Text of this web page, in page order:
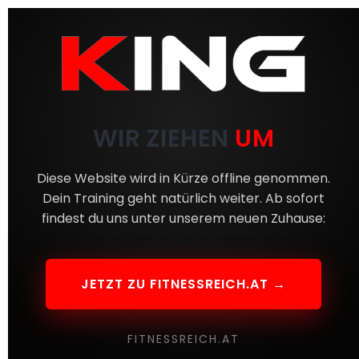
WIR ZIEHEN UM
Diese Website wird in Kürze offline genommen.
Dein Training geht natürlich weiter. Ab sofort
findest du uns unter unserem neuen Zuhause:
JETZT ZU FITNESSREICH.AT →
FITNESSREICH.AT